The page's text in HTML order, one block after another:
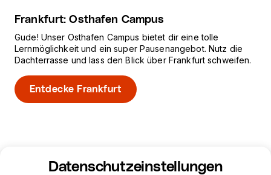
Frankfurt: Osthafen Campus
Gude! Unser Osthafen Campus bietet dir eine tolle
Lernmöglichkeit und ein super Pausenangebot. Nutz die
Dachterrasse und lass den Blick über Frankfurt schweifen.
Entdecke Frankfurt
Datenschutzeinstellungen